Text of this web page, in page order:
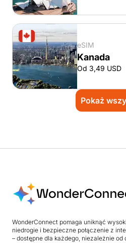
eSIM
Kanada
Od 3,49 USD
Pokaż
WonderConnect pomaga uniknąć
niedrogie i bezpieczne połączenie z
– dostępne dla każdego, niezależnie